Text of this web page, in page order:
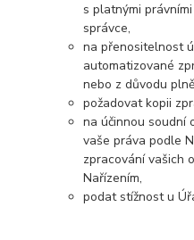
s platnými
správce,
na přenositelnost
automatizované
nebo z důvodu
požadovat kopii
na účinnou soudní
vaše práva podle
zpracování vašich
Nařízením,
podat stížnost u